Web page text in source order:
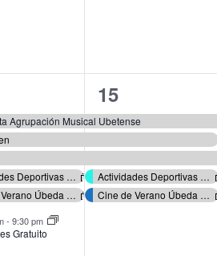
Agrupación Musical Ubetense
Actividades Deportivas Verano 2026
Cine de Verano Úbeda 2026
-9:30 pm
Gratuito
5
eventos,
15
Actividades Deportivas Verano 2026
Cine de Verano Úbeda 2026